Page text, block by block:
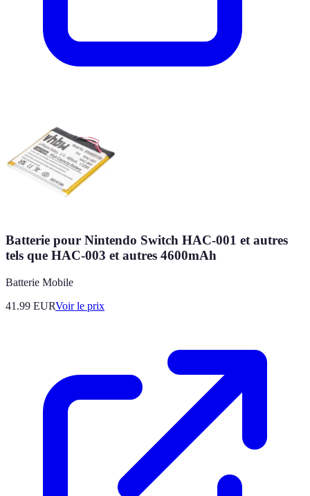
Batterie pour Nintendo Switch HAC-001 et autres
tels que HAC-003 et autres 4600mAh
Batterie Mobile
41.99 EURVoir le prix